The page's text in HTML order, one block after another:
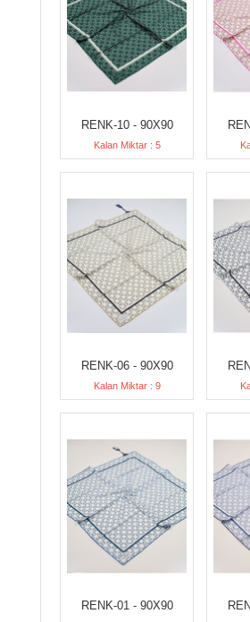
RENK-10 - 90X90
Kalan Miktar : 5
RENK-06 - 90X90
Kalan Miktar : 9
RENK-01 - 90X90